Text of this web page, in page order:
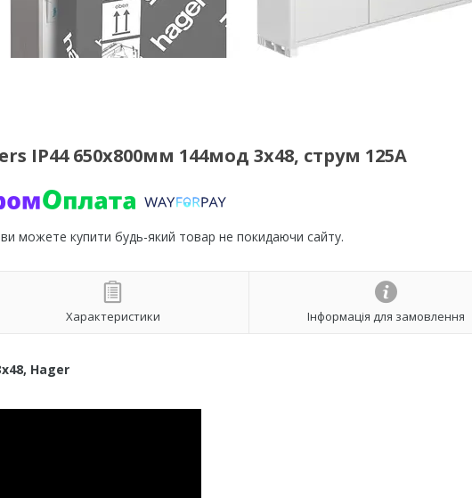
IP44 650x800мм 144мод 3x48, струм 125А
ви можете купити будь-який товар не покидаючи сайту.
Характеристики Інформація для замовлення
Hager